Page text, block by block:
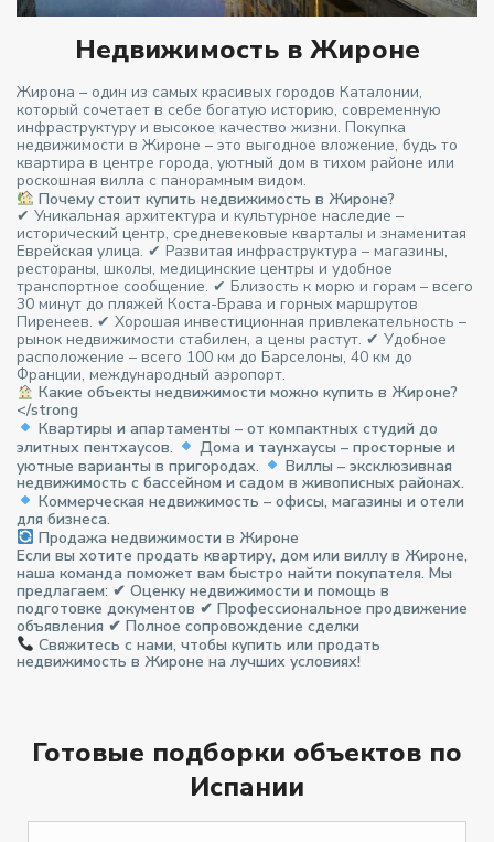
Недвижимость в Жироне
Жирона – один из самых красивых городов Каталонии,
который сочетает в себе богатую историю, современную
инфраструктуру и высокое качество жизни. Покупка
недвижимости в Жироне – это выгодное вложение, будь то
квартира в центре города, уютный дом в тихом районе или
роскошная вилла с панорамным видом.
Почему стоит купить недвижимость в Жироне?
✔ Уникальная архитектура и культурное наследие –
исторический центр, средневековые кварталы и знаменитая
Еврейская улица. ✔ Развитая инфраструктура – магазины,
рестораны, школы, медицинские центры и удобное
транспортное сообщение. ✔ Близость к морю и горам – всего
30 минут до пляжей Коста-Брава и горных маршрутов
Пиренеев. ✔ Хорошая инвестиционная привлекательность –
рынок недвижимости стабилен, а цены растут. ✔ Удобное
расположение – всего 100 км до Барселоны, 40 км до
Франции, международный аэропорт.
Какие объекты недвижимости можно купить в Жироне?
</strong
Квартиры и апартаменты – от компактных студий до
элитных пентхаусов.
Дома и таунхаусы – просторные и
уютные варианты в пригородах.
Виллы – эксклюзивная
недвижимость с бассейном и садом в живописных районах.
Коммерческая недвижимость – офисы, магазины и отели
для бизнеса.
Продажа недвижимости в Жироне
Если вы хотите продать квартиру, дом или виллу в Жироне,
наша команда поможет вам быстро найти покупателя. Мы
предлагаем: ✔ Оценку недвижимости и помощь в
подготовке документов ✔ Профессиональное продвижение
объявления ✔ Полное сопровождение сделки
Свяжитесь с нами, чтобы купить или продать
недвижимость в Жироне на лучших условиях!
Готовые подборки объектов по
Испании